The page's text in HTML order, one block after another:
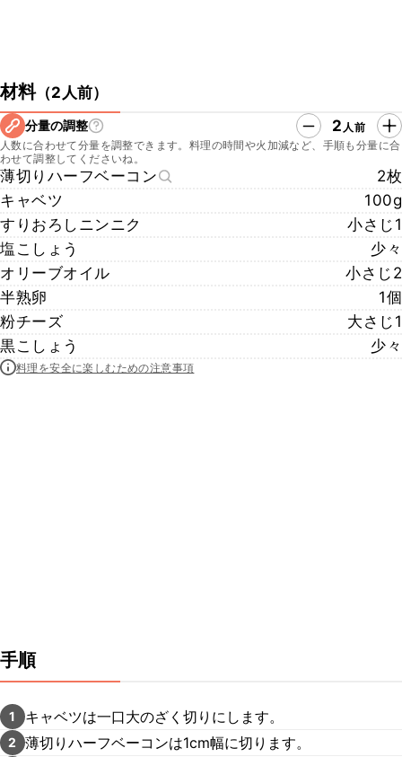
材料（2人前）
分量の調整 2 人前
人数に合わせて分量を調整できます。料理の時間や火加減など、手順も分量に合
わせて調整してくださいね。
薄切りハーフベーコン
2枚
キャベツ
100g
すりおろしニンニク
小さじ1
塩こしょう
少々
オリーブオイル
小さじ2
半熟卵
1個
粉チーズ
大さじ1
黒こしょう
少々
料理を安全に楽しむための注意事項
手順
1 キャベツは一口大のざく切りにします。
2 薄切りハーフベーコンは1cm幅に切ります。